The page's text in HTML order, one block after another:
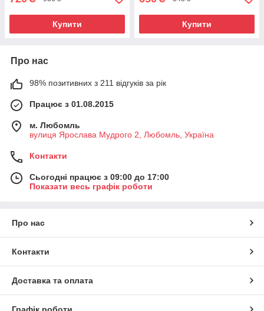
Купити Купити
Про нас
98% позитивних з 211 відгуків за рік
Працює з 01.08.2015
м. Любомль
вулиця Ярослава Мудрого 2, Любомль, Україна
Контакти
Сьогодні працює з 09:00 до 17:00
Показати весь графік роботи
Про нас
Контакти
Доставка та оплата